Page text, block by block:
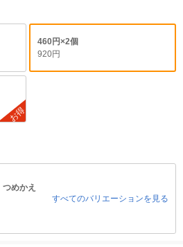
460円×2個
920円
お得
つめかえ
すべてのバリエーションを見る